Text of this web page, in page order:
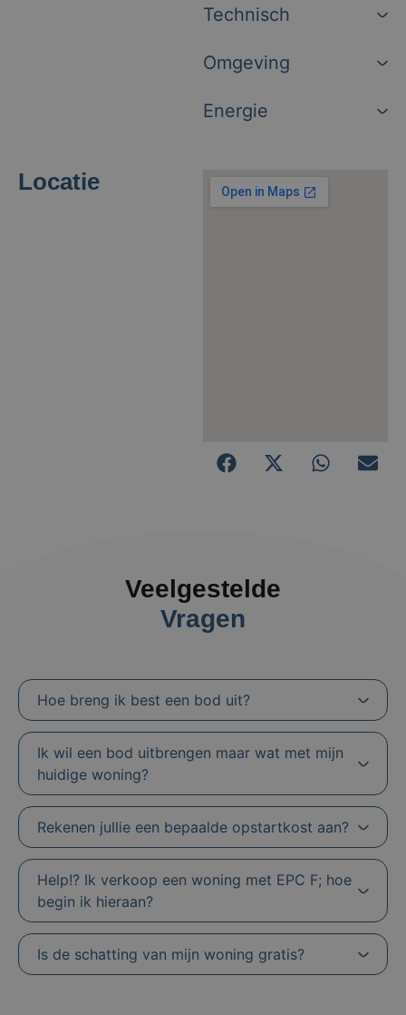
Technisch
Omgeving
Energie
Locatie
Veelgestelde
Vragen
Hoe breng ik best een bod uit?
Ik wil een bod uitbrengen maar wat met mijn
huidige woning?
Rekenen jullie een bepaalde opstartkost aan?
Help!? Ik verkoop een woning met EPC F; hoe
begin ik hieraan?
Is de schatting van mijn woning gratis?